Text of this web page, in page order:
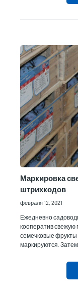
Маркировка
штрихкодов
февраля 12, 2021
Ежедневно
кооператив свежую
семечковые фрукты
маркируются. Затем